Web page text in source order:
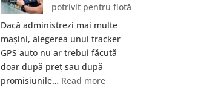
investigate
prin
RMN?
potrivit pentru flotă
Dacă administrezi mai multe
mașini, alegerea unui tracker
GPS auto nu ar trebui făcută
doar după preț sau după
promisiunile… Read more: